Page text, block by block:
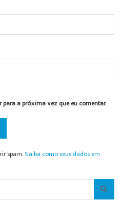
a próxima vez que eu comentar.
spam. Saiba como seus dados em